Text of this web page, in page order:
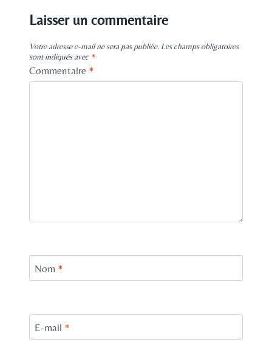
Laisser un commentaire
Votre adresse e-mail ne sera pas publiée. Les champs obligatoires
sont indiqués avec *
Commentaire *
Nom *
E-mail *